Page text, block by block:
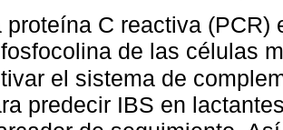
proteína C reactiva
de las células
el sistema de
predecir IBS en